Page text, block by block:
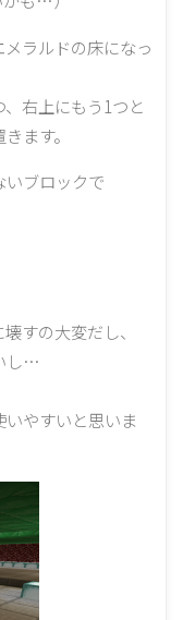
ラルドの床になっ
右上にもう1つと
ます。
ブロックで
すの大変だし、
し…
やすいと思いま